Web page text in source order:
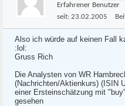
Erfahrener Benutzer
seit: 23.02.2005
Also ich würde auf keinen Fall
:lol:
Gruss Rich
Die Analysten von WR
(Nachrichten/Aktienkurs) (ISIN
einer Ersteinschätzung mit
gesehen